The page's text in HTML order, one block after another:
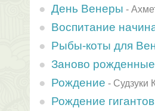
День Венеры -
Воспитание
Рыбы-коты для
Заново рожденные
Рождение - Судзуки
Рождение гигантов